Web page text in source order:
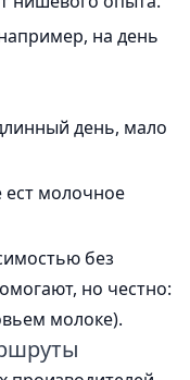
на день
день, мало
ест молочное
без
но честно:
молоке).